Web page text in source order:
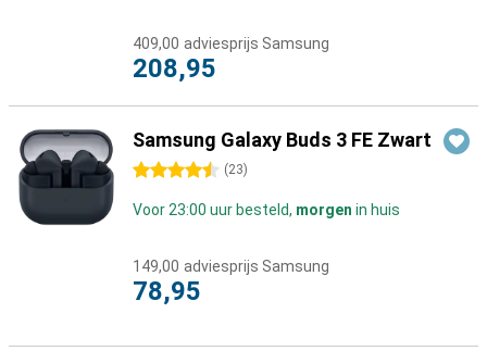
409,00 adviesprijs Samsung
208,95
Samsung Galaxy Buds 3 FE Zwart
4.5 sterren (23)
Voor 23:00 uur besteld, morgen in huis
149,00 adviesprijs Samsung
78,95